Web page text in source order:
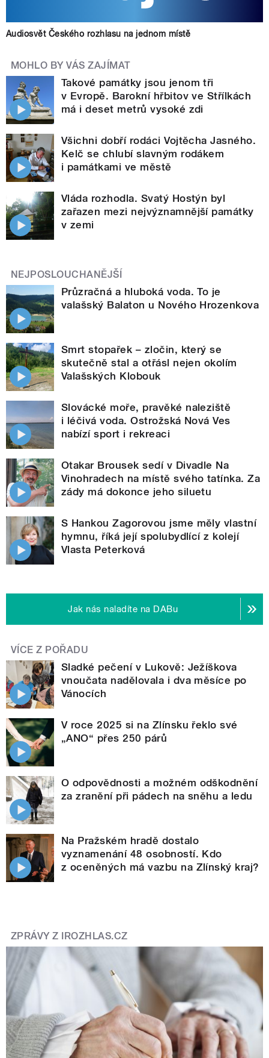
Audiosvět Českého rozhlasu na jednom místě
MOHLO BY VÁS ZAJÍMAT
Takové památky jsou jenom tři
v Evropě. Barokní hřbitov ve Střílkách
má i deset metrů vysoké zdi
Všichni dobří rodáci Vojtěcha Jasného.
Kelč se chlubí slavným rodákem
i památkami ve městě
Vláda rozhodla. Svatý Hostýn byl
zařazen mezi nejvýznamnější památky
v zemi
NEJPOSLOUCHANĚJŠÍ
Průzračná a hluboká voda. To je
valašský Balaton u Nového Hrozenkova
Smrt stopařek – zločin, který se
skutečně stal a otřásl nejen okolím
Valašských Klobouk
Slovácké moře, pravěké naleziště
i léčivá voda. Ostrožská Nová Ves
nabízí sport i rekreaci
Otakar Brousek sedí v Divadle Na
Vinohradech na místě svého tatínka. Za
zády má dokonce jeho siluetu
S Hankou Zagorovou jsme měly vlastní
hymnu, říká její spolubydlící z kolejí
Vlasta Peterková
Jak nás naladíte na DABu
VÍCE Z POŘADU
Sladké pečení v Lukově: Ježíškova
vnoučata nadělovala i dva měsíce po
Vánocích
V roce 2025 si na Zlínsku řeklo své
„ANO“ přes 250 párů
O odpovědnosti a možném odškodnění
za zranění při pádech na sněhu a ledu
Na Pražském hradě dostalo
vyznamenání 48 osobností. Kdo
z oceněných má vazbu na Zlínský kraj?
ZPRÁVY Z IROZHLAS.CZ